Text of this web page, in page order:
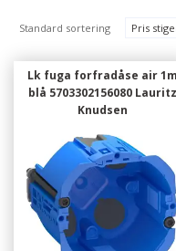
Standard sortering Pris
Lk fuga forfradåse air 1m
blå 5703302156080 Lauritz
Knudsen